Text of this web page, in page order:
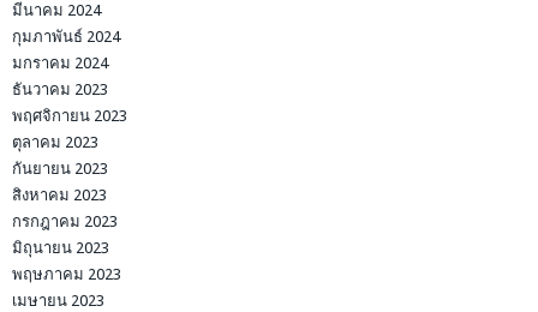
มีนาคม 2024
กุมภาพันธ์ 2024
มกราคม 2024
ธันวาคม 2023
พฤศจิกายน 2023
ตุลาคม 2023
กันยายน 2023
สิงหาคม 2023
กรกฎาคม 2023
มิถุนายน 2023
พฤษภาคม 2023
เมษายน 2023